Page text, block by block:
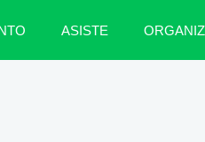
ASISTE